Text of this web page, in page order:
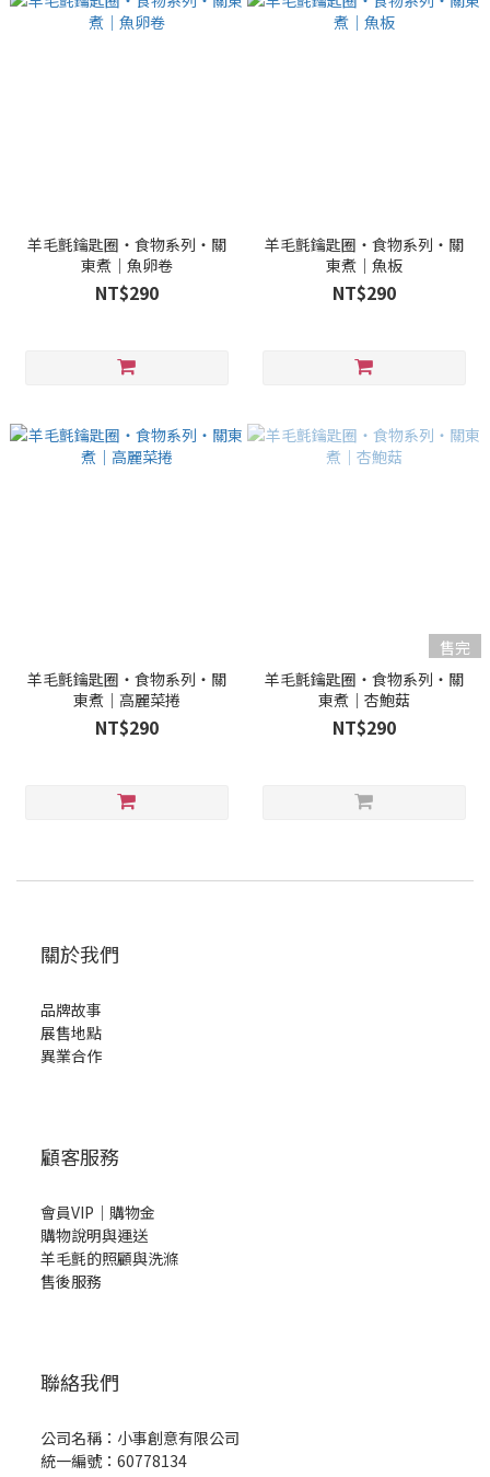
羊毛氈鑰匙圈・食物系列・關
東煮｜魚卵卷
NT$290
羊毛氈鑰匙圈・食物系列・關
東煮｜魚板
NT$290
羊毛氈鑰匙圈・食物系列・關
東煮｜高麗菜捲
NT$290
售完
羊毛氈鑰匙圈・食物系列・關
東煮｜杏鮑菇
NT$290
關於我們
品牌故事
展售地點
異業合作
顧客服務
會員VIP｜購物金
購物說明與運送
羊毛氈的照顧與洗滌
售後服務
聯絡我們
公司名稱：小事創意有限公司
統一編號：60778134